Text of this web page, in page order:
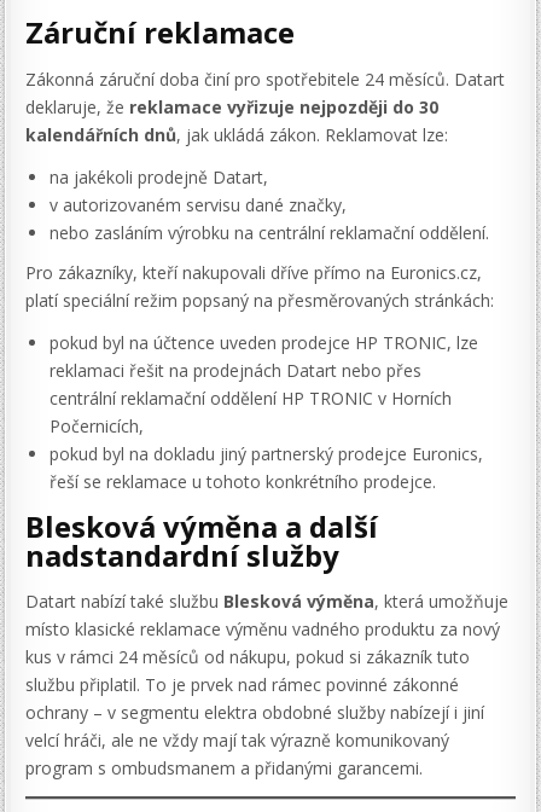
Záruční reklamace
Zákonná záruční doba činí pro spotřebitele 24 měsíců. Datart
deklaruje, že reklamace vyřizuje nejpozději do 30
kalendářních dnů, jak ukládá zákon. Reklamovat lze:
na jakékoli prodejně Datart,
v autorizovaném servisu dané značky,
nebo zasláním výrobku na centrální reklamační oddělení.
Pro zákazníky, kteří nakupovali dříve přímo na Euronics.cz,
platí speciální režim popsaný na přesměrovaných stránkách:
pokud byl na účtence uveden prodejce HP TRONIC, lze
reklamaci řešit na prodejnách Datart nebo přes
centrální reklamační oddělení HP TRONIC v Horních
Počernicích,
pokud byl na dokladu jiný partnerský prodejce Euronics,
řeší se reklamace u tohoto konkrétního prodejce.
Blesková výměna a další
nadstandardní služby
Datart nabízí také službu Blesková výměna, která umožňuje
místo klasické reklamace výměnu vadného produktu za nový
kus v rámci 24 měsíců od nákupu, pokud si zákazník tuto
službu připlatil. To je prvek nad rámec povinné zákonné
ochrany – v segmentu elektra obdobné služby nabízejí i jiní
velcí hráči, ale ne vždy mají tak výrazně komunikovaný
program s ombudsmanem a přidanými garancemi.